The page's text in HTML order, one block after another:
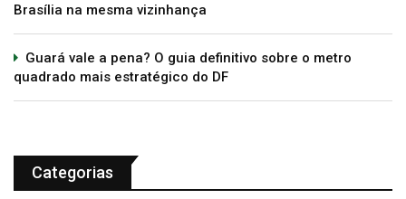
Brasília na mesma vizinhança
Guará vale a pena? O guia definitivo sobre o metro
quadrado mais estratégico do DF
Categorias